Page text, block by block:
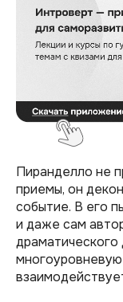
Пиранделло не
приемы, он
событие. В его
и даже сам